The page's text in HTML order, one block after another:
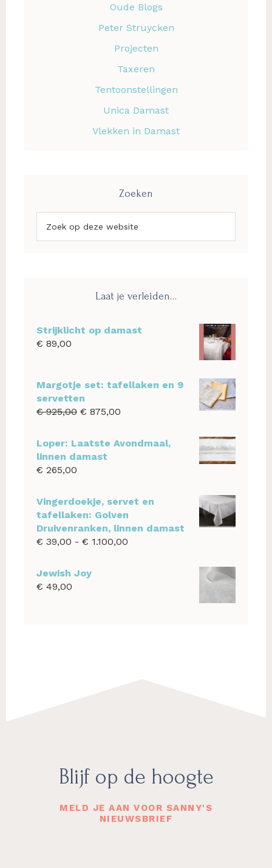
Oude Blogs
Peter Struycken
Projecten
Taxeren
Tentoonstellingen
Unica Damast
Vlekken in Damast
Zoeken
op
Laat je verleiden…
Strijklicht op damast
€ 89,00
Margotje set: tafellaken en 9
servetten
€925,00 Oorspronkelijke
was:
€ 925,00.
€ 875,00
Loper: Laatste Avondmaal,
linnen damast
€ 265,00
Vingerdoekje, servet en
tafellaken: Golven
Druivenranken, linnen damast
€ 39,00 - € 1.100,00
Jewish Joy
€ 49,00
FooterBlijf op de hoogte
MELD JE AAN VOOR SANNY'S
NIEUWSBRIEF